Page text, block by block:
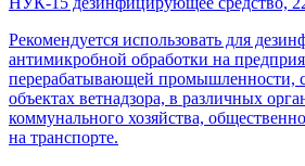
Рекомендуется использовать для
антимикробной обработки на
перерабатывающей промышленности,
объектах ветнадзора, в различных
коммунального хозяйства,
на транспорте.